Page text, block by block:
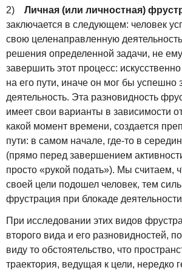
2) Личная (или личностная)
заключается в следующем: человек
свою целенаправленную
решения определенной задачи, не
завершить этот процесс:
на его пути, иначе он мог бы успешно
деятельность. Эта разновидность
имеет свои варианты в зависимости от
какой момент времени, создается
пути: в самом начале, где-то в
(прямо перед завершением
просто «рукой подать»). Мы считаем,
своей цели подошел человек, тем
фрустрация при блокаде
При исследовании этих видов
второго вида и его разновидностей,
виду то обстоятельство, что
траектория, ведущая к цели, нередко